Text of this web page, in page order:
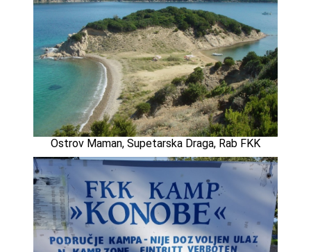
Ostrov Maman, Supetarska Draga, Rab FKK